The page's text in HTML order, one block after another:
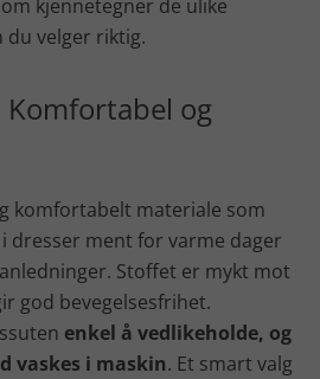
kjennetegner de ulike
du velger riktig.
Komfortabel og
komfortabelt materiale som
dresser ment for varme dager
Stoffet er mykt mot
god bevegelsesfrihet.
enkel å vedlikeholde, og
vaskes i maskin. Et smart valg